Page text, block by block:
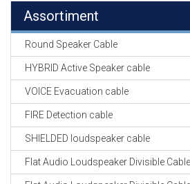
Assortiment
Round Speaker Cable
HYBRID Active Speaker cable
VOICE Evacuation cable
FIRE Detection cable
SHIELDED loudspeaker cable
Flat Audio Loudspeaker Divisible Cable